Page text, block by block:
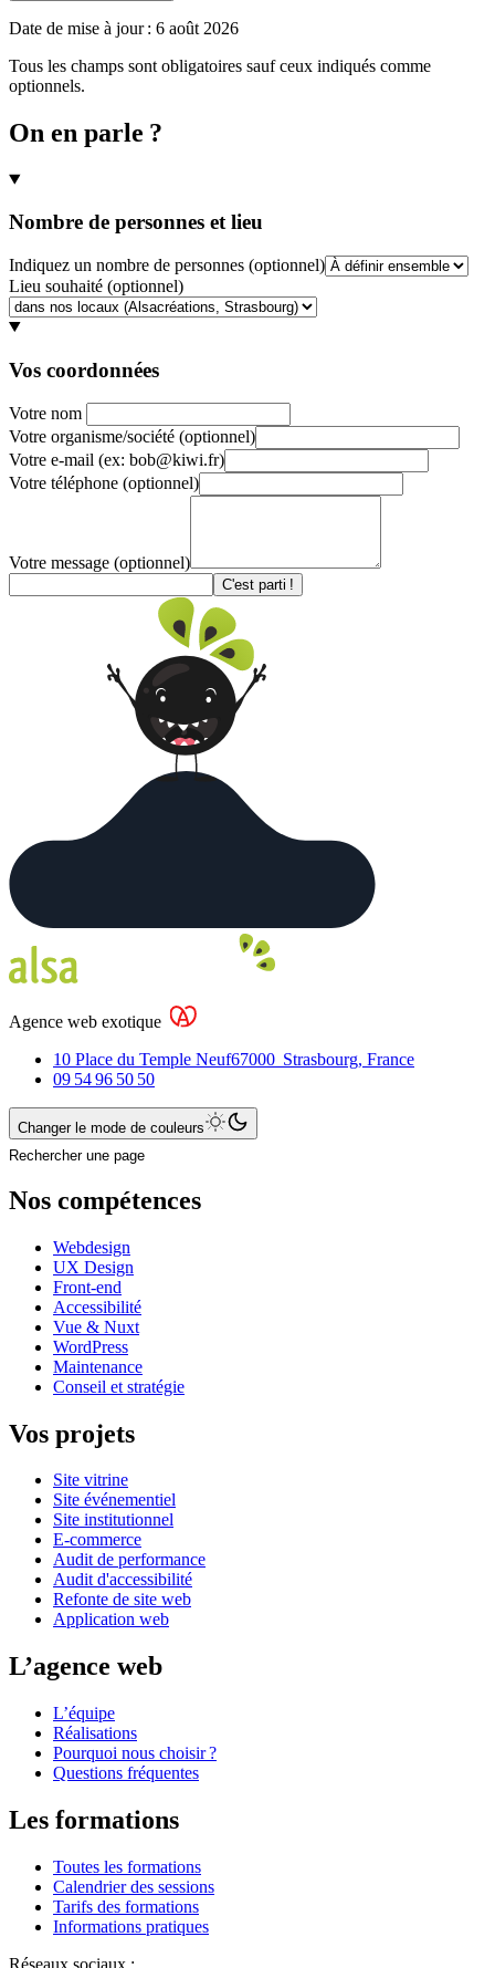
Date de mise à jour : 6 août 2026
Tous les champs sont obligatoires sauf ceux indiqués comme
optionnels.
On en parle ?
Nombre de personnes et lieu
Indiquez un nombre de personnes (optionnel)
Lieu souhaité (optionnel)
Vos coordonnées
Votre nom
Votre organisme/société (optionnel)
Votre e-mail (ex: bob@kiwi.fr)
Votre téléphone (optionnel)
Votre message (optionnel)
C'est parti !
Agence web exotique
10 Place du Temple Neuf67000 Strasbourg, France
09 54 96 50 50
Changer le mode de couleurs
Rechercher une page
Nos compétences
Webdesign
UX Design
Front-end
Accessibilité
Vue & Nuxt
WordPress
Maintenance
Conseil et stratégie
Vos projets
Site vitrine
Site événementiel
Site institutionnel
E-commerce
Audit de performance
Audit d'accessibilité
Refonte de site web
Application web
L’agence web
L’équipe
Réalisations
Pourquoi nous choisir ?
Questions fréquentes
Les formations
Toutes les formations
Calendrier des sessions
Tarifs des formations
Informations pratiques
Réseaux sociaux :